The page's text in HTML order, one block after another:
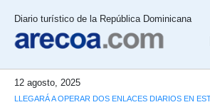
Diario turístico de la República Dominicana
12 agosto, 2025
LLEGARÁ A OPERAR DOS ENLACES DIARIOS EN